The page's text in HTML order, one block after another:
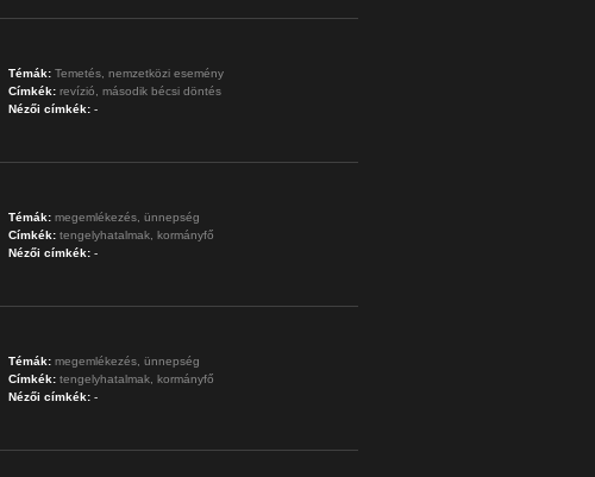
Témák: Temetés, nemzetközi esemény
Címkék: revízió,
második bécsi döntés
Nézői címkék:-
Témák: megemlékezés, ünnepség
Címkék: tengelyhatalmak, kormányfő
Nézői címkék:-
Témák: megemlékezés, ünnepség
Címkék: tengelyhatalmak, kormányfő
Nézői címkék:-